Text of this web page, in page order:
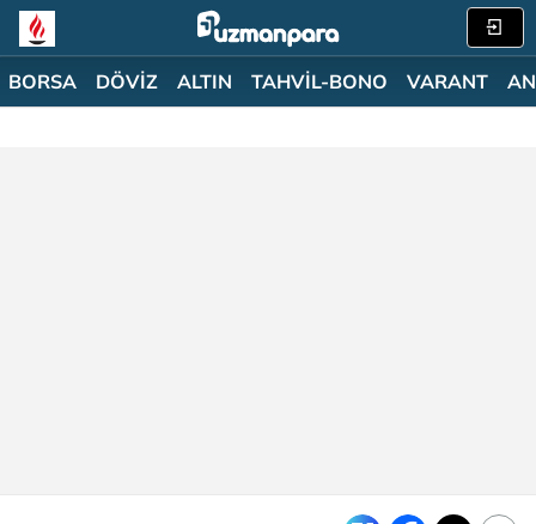
BORSA DÖVİZ ALTIN TAHVİL-BONO VARANT